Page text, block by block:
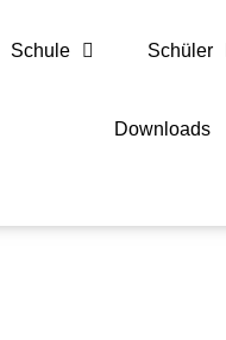
Schule Schüler
Downloads